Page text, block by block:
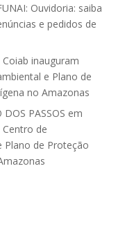
Ouvidoria: saiba
e pedidos de
Coiab inauguram
e Plano de
no Amazonas
DOS PASSOS em
Centro de
de Proteção